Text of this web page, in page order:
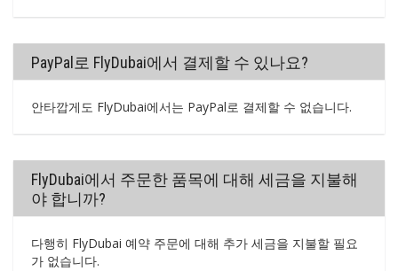
PayPal로 FlyDubai에서 결제할 수 있나요?
안타깝게도 FlyDubai에서는 PayPal로 결제할 수 없습니다.
FlyDubai에서 주문한 품목에 대해 세금을 지불해
야 합니까?
다행히 FlyDubai 예약 주문에 대해 추가 세금을 지불할 필요
가 없습니다.